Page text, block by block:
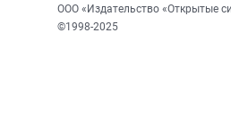
ООО «Издательство «Открытые
©1998-2025